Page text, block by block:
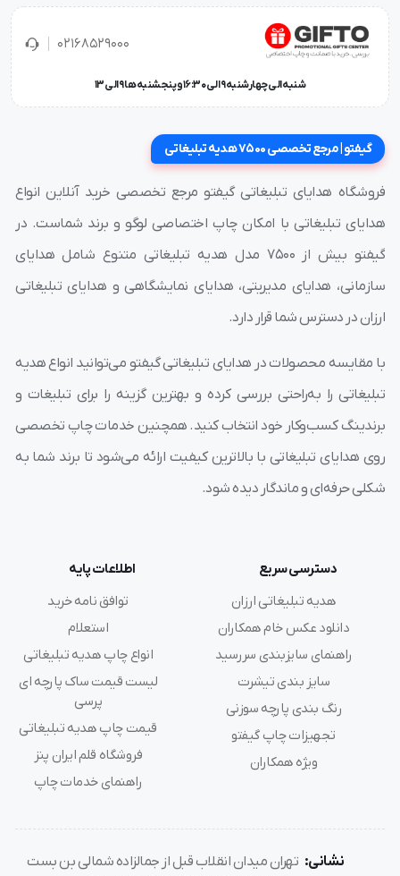
02168529000
شنبه الی چهارشنبه 9 الی 16:30 و پنجشنبه ها 9 الی 13
گیفتو | مرجع تخصصی 7500 هدیه تبلیغاتی
فروشگاه هدایای تبلیغاتی گیفتو مرجع تخصصی خرید آنلاین انواع
هدایای تبلیغاتی با امکان چاپ اختصاصی لوگو و برند شماست. در
گیفتو بیش از ۷۵۰۰ مدل هدیه تبلیغاتی متنوع شامل هدایای
سازمانی، هدایای مدیریتی، هدایای نمایشگاهی و هدایای تبلیغاتی
ارزان در دسترس شما قرار دارد.
با مقایسه محصولات در هدایای تبلیغاتی گیفتو می‌توانید انواع هدیه
تبلیغاتی را به‌راحتی بررسی کرده و بهترین گزینه را برای تبلیغات و
برندینگ کسب‌وکار خود انتخاب کنید. همچنین خدمات چاپ تخصصی
روی هدایای تبلیغاتی با بالاترین کیفیت ارائه می‌شود تا برند شما به
شکلی حرفه‌ای و ماندگار دیده شود.
دسترسی سریع
هدیه تبلیغاتی ارزان
دانلود عکس خام همکاران
راهنمای سایزبندی سررسید
سایز بندی تیشرت
رنگ بندی پارچه سوزنی
تجهیزات چاپ گیفتو
ویژه همکاران
اطلاعات پایه
توافق نامه خرید
استعلام
انواع چاپ هدیه تبلیغاتی
لیست قیمت ساک پارچه ای
پرسی
قیمت چاپ هدیه تبلیغاتی
فروشگاه قلم ایران پنز
راهنمای خدمات چاپ
نشانی: تهران میدان انقلاب قبل از جمالزاده شمالی بن بست